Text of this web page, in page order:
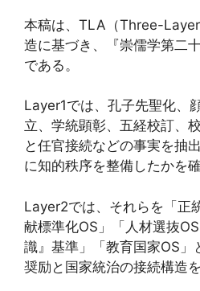
本稿は、TLA（Three-
造に基づき、『崇儒学第二
である。
Layer1では、孔子先聖化、
立、学統顕彰、五経校訂、
と任官接続などの事実を抽
に知的秩序を整備したかを確
Layer2では、それらを「正
献標準化OS」「人材選抜
識』基準」「教育国家OS」
奨励と国家統治の接続構造を